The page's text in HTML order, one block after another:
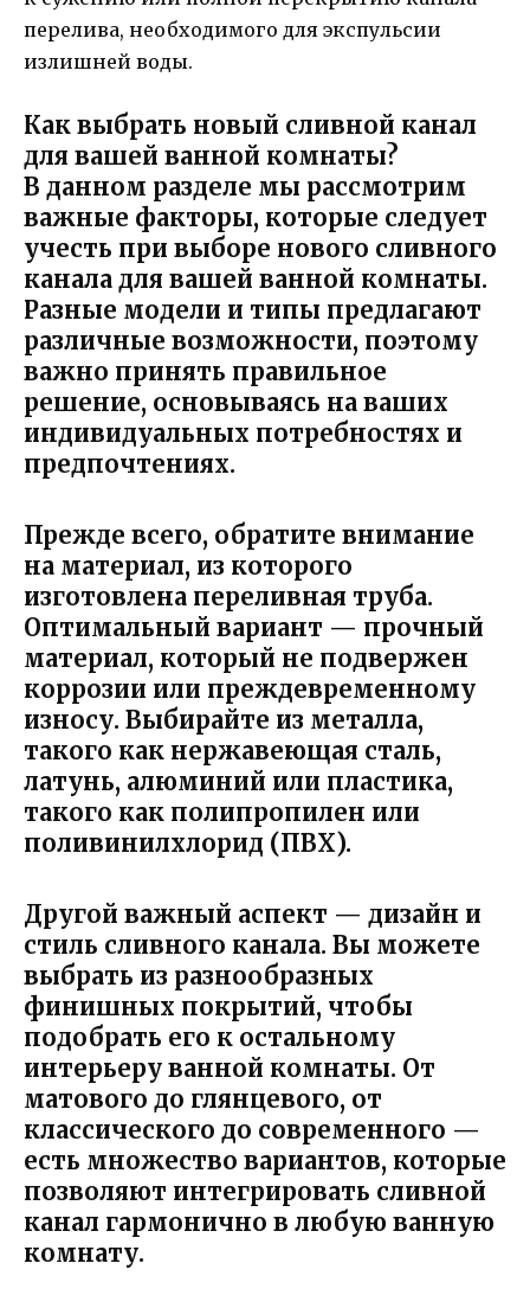
перелива, необходимого для экспульсии
излишней воды.
Как выбрать новый сливной канал
для вашей ванной комнаты?
В данном разделе мы рассмотрим
важные факторы, которые следует
учесть при выборе нового сливного
канала для вашей ванной комнаты.
Разные модели и типы предлагают
различные возможности, поэтому
важно принять правильное
решение, основываясь на ваших
индивидуальных потребностях и
предпочтениях.
Прежде всего, обратите внимание
на материал, из которого
изготовлена переливная труба.
Оптимальный вариант — прочный
материал, который не подвержен
коррозии или преждевременному
износу. Выбирайте из металла,
такого как нержавеющая сталь,
латунь, алюминий или пластика,
такого как полипропилен или
поливинилхлорид (ПВХ).
Другой важный аспект — дизайн и
стиль сливного канала. Вы можете
выбрать из разнообразных
финишных покрытий, чтобы
подобрать его к остальному
интерьеру ванной комнаты. От
матового до глянцевого, от
классического до современного —
есть множество вариантов, которые
позволяют интегрировать сливной
канал гармонично в любую ванную
комнату.